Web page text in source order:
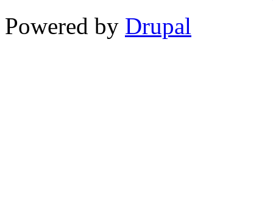
Powered by Drupal